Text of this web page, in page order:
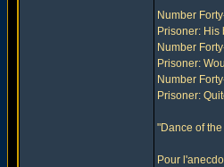
Number
Prisoner:
Number
Prisoner:
Number
Prisoner:
"Dance of
Pour